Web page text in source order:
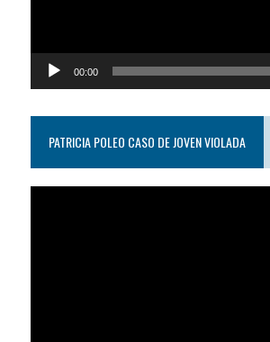
00:00
PATRICIA POLEO CASO DE JOVEN VIOLADA